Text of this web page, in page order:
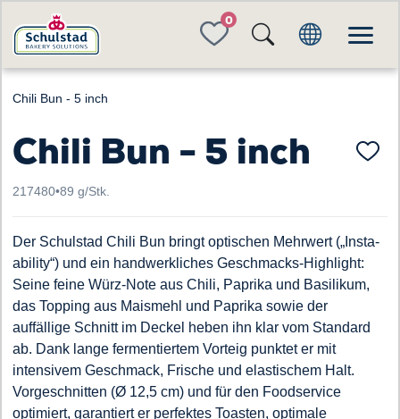
FAVORITES
Chili Bun - 5 inch
Chili Bun - 5 inch
217480•89 g/Stk.
Der Schulstad Chili Bun bringt optischen Mehrwert („Insta-
ability“) und ein handwerkliches Geschmacks-Highlight:
Seine feine Würz-Note aus Chili, Paprika und Basilikum,
das Topping aus Maismehl und Paprika sowie der
auffällige Schnitt im Deckel heben ihn klar vom Standard
ab. Dank lange fermentiertem Vorteig punktet er mit
intensivem Geschmack, Frische und elastischem Halt.
Vorgeschnitten (Ø 12,5 cm) und für den Foodservice
optimiert, garantiert er perfektes Toasten, optimale